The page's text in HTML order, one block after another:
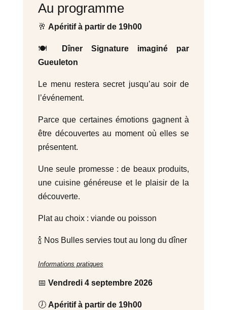
Au programme
🥂 Apéritif à partir de 19h00
🍽️
Dîner Signature imaginé par
Gueuleton
Le menu restera secret jusqu’au soir de
l’événement.
Parce que certaines émotions gagnent à
être découvertes au moment où elles se
présentent.
Une seule promesse : de beaux produits,
une cuisine généreuse et le plaisir de la
découverte.
Plat au choix : viande ou poisson
🍾 Nos Bulles servies tout au long du dîner
Informations pratiques
📅 Vendredi 4 septembre 2026
🕖 Apéritif à partir de 19h00